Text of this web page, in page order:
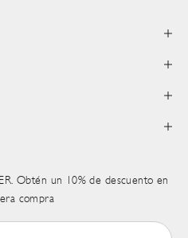
Obtén un 10% de descuento en
compra